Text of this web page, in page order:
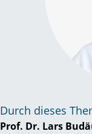
Durch dieses
Prof. Dr. Lars